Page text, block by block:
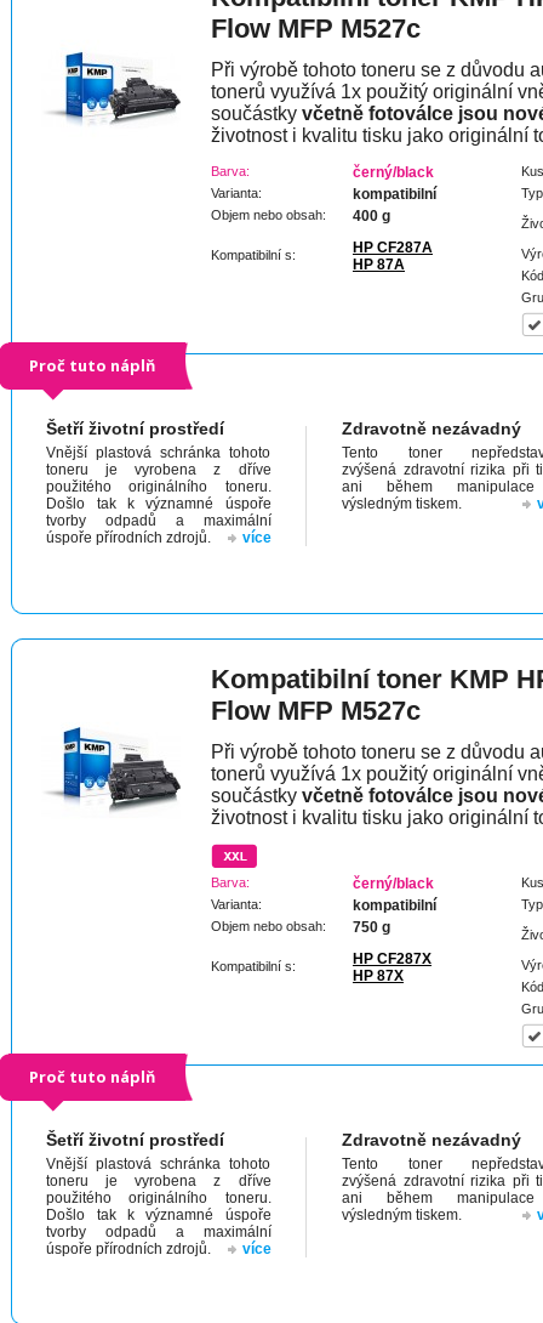
Flow MFP M527c
Při výrobě tohoto toneru se z důvodu
tonerů využívá 1x použitý originální
součástky včetně fotoválce jsou
životnost i kvalitu tisku jako originální
Barva: černý/black
Varianta: kompatibilní
Objem nebo obsah: 400 g
Kompatibilní s:
HP CF287A
HP 87A
Proč tuto náplň
Šetří životní prostředí
Vnější plastová schránka tohoto
toneru je vyrobena z dříve
použitého originálního toneru.
Došlo tak k významné úspoře
tvorby odpadů a maximální
úspoře přírodních zdrojů.
více
Zdravotně nezávadný
Tento toner
zvýšená zdravotní rizika při
ani během
výsledným tiskem.
Kompatibilní toner KMP
Flow MFP M527c
Při výrobě tohoto toneru se z důvodu
tonerů využívá 1x použitý originální
součástky včetně fotoválce jsou
životnost i kvalitu tisku jako originální
Barva: černý/black
Varianta: kompatibilní
Objem nebo obsah: 750 g
Kompatibilní s:
HP CF287X
HP 87X
Proč tuto náplň
Šetří životní prostředí
Vnější plastová schránka tohoto
toneru je vyrobena z dříve
použitého originálního toneru.
Došlo tak k významné úspoře
tvorby odpadů a maximální
úspoře přírodních zdrojů.
více
Zdravotně nezávadný
Tento toner
zvýšená zdravotní rizika při
ani během
výsledným tiskem.